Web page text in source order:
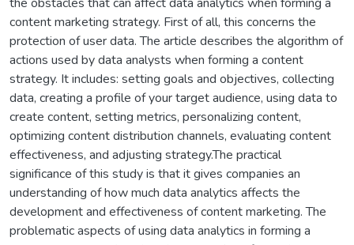
content marketing strategy. First of all, this concerns the
protection of user data. The article describes the algorithm of
actions used by data analysts when forming a content
strategy. It includes: setting goals and objectives, collecting
data, creating a profile of your target audience, using data to
create content, setting metrics, personalizing content,
optimizing content distribution channels, evaluating content
effectiveness, and adjusting strategy.The practical
significance of this study is that it gives companies an
understanding of how much data analytics affects the
development and effectiveness of content marketing. The
problematic aspects of using data analytics in forming a